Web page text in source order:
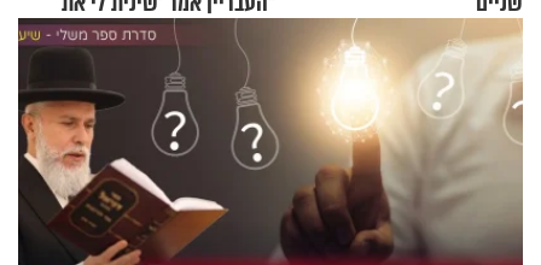
החיים מהקצה אל הקצה'"